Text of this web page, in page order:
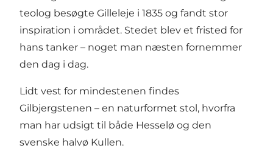
teolog besøgte Gilleleje i 1835 og fandt stor
inspiration i området. Stedet blev et fristed for
hans tanker – noget man næsten fornemmer
den dag i dag.
Lidt vest for mindestenen findes
Gilbjergstenen – en naturformet stol, hvorfra
man har udsigt til både Hesselø og den
svenske halvø Kullen.